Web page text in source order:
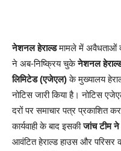
नेशनल हेराल्डमामले में अवैधताओं
ने अब-निष्क्रिय चुकेनेशनल
लिमिटेड (एजेएल)के मुख्यालय
नोटिस जारी किया है। नोटिस
दरों पर समाचार पत्र प्रकाशित
कार्यवाही के बाद इसकीजांच टीम ने
आवंटित हेराल्ड हाउस और परिसर